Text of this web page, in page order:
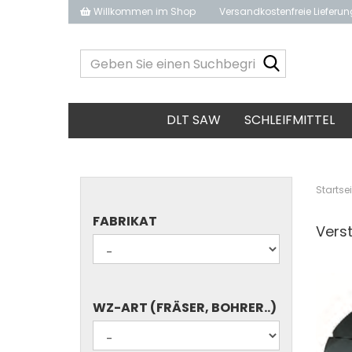
Willkommen im Shop Versandkostenfreie
Sie
ein...
DLT SAW SCHLEIFMITTEL
FABRIKAT
FABRIKAT
WZ-
ART
(FRÄSER,
WZ-ART (FRÄSER, BOHRER..)